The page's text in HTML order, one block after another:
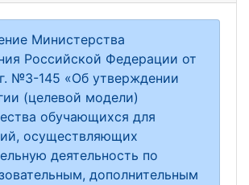
Министерства
Российской Федерации от
№З-145 «Об утверждении
(целевой модели)
обучающихся для
осуществляющих
деятельность по
дополнительным